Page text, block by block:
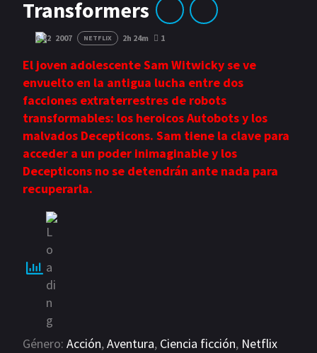
Acción Romance
Comedia
Erotica Terror
Transformers
6.82 2007 NETFLIX 2h 24m 1
El joven adolescente Sam Witwicky se ve
envuelto en la antigua lucha entre dos
facciones extraterrestres de robots
transformables: los heroicos Autobots y los
malvados Decepticons. Sam tiene la clave para
acceder a un poder inimaginable y los
Decepticons no se detendrán ante nada para
recuperarla.
Género: Acción,Aventura, Ciencia ficción, Netflix